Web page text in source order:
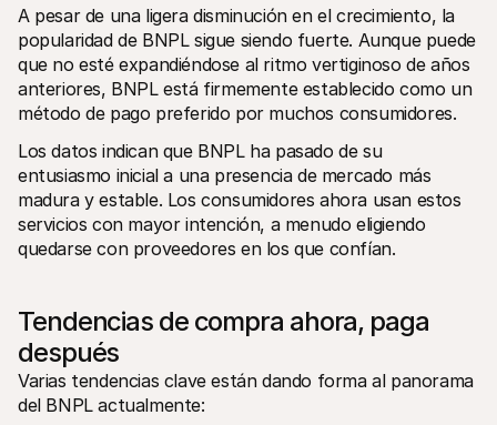
A pesar de una ligera disminución en el crecimiento, la
popularidad de BNPL sigue siendo fuerte. Aunque puede
que no esté expandiéndose al ritmo vertiginoso de años
anteriores, BNPL está firmemente establecido como un
método de pago preferido por muchos consumidores.
Los datos indican que BNPL ha pasado de su
entusiasmo inicial a una presencia de mercado más
madura y estable. Los consumidores ahora usan estos
servicios con mayor intención, a menudo eligiendo
quedarse con proveedores en los que confían.
Tendencias de compra ahora, paga
después
Varias tendencias clave están dando forma al panorama
del BNPL actualmente: